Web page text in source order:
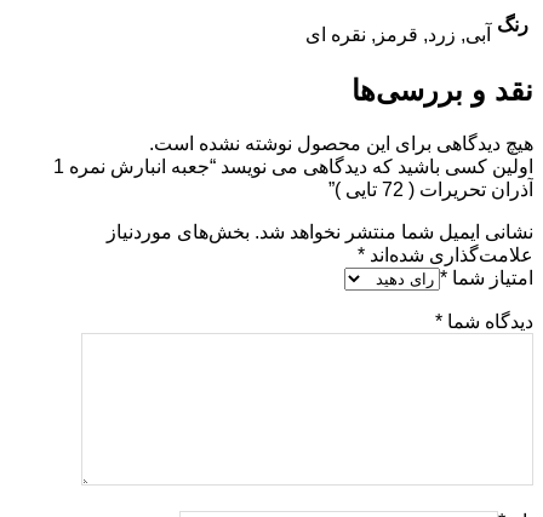
رنگ
آبی, زرد, قرمز, نقره ای
نقد و بررسی‌ها
هیچ دیدگاهی برای این محصول نوشته نشده است.
اولین کسی باشید که دیدگاهی می نویسد “جعبه انبارش نمره 1
آذران تحریرات ( 72 تایی )”
نشانی ایمیل شما منتشر نخواهد شد. بخش‌های موردنیاز
علامت‌گذاری شده‌اند *
امتیاز شما *
دیدگاه شما *